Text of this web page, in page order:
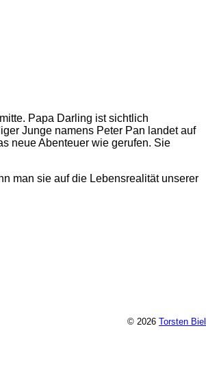
Papa Darling ist sichtlich
Junge namens Peter Pan landet auf
neue Abenteuer wie gerufen. Sie
man sie auf die Lebensrealität unserer
© 2026 Torsten Biel